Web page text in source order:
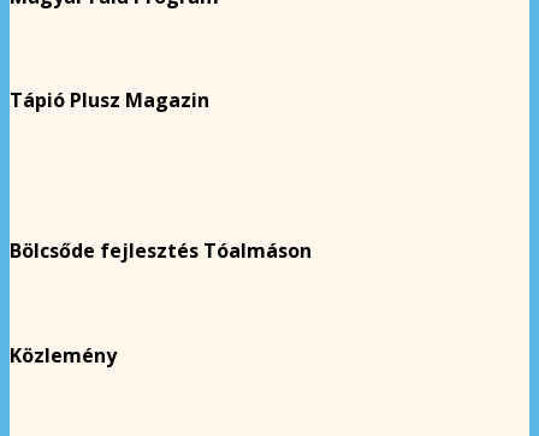
Tápió Plusz Magazin
Bölcsőde fejlesztés Tóalmáson
Közlemény